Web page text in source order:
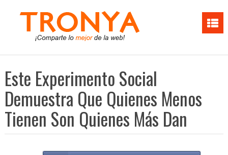
Este Experimento Social
Demuestra Que Quienes Menos
Tienen Son Quienes Más Dan